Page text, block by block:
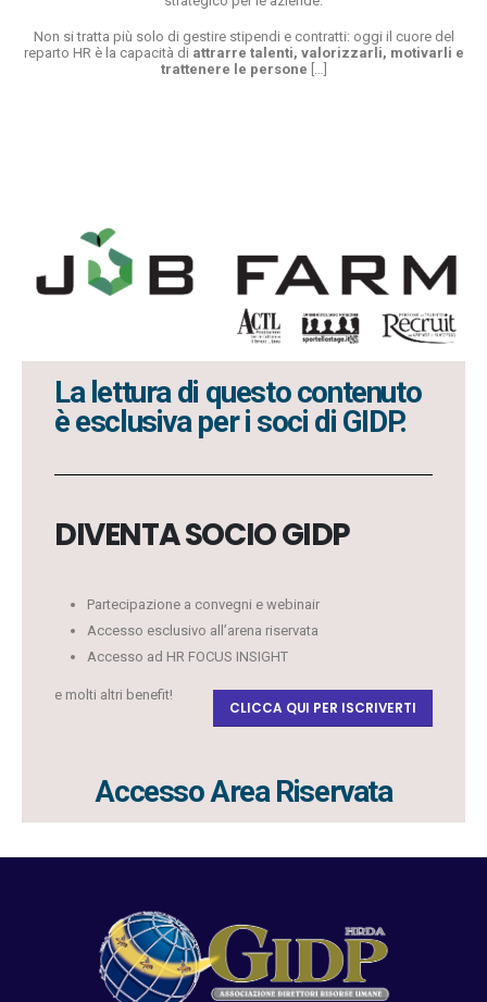
Non si tratta più solo di gestire stipendi e contratti: oggi il cuore del
reparto HR è la capacità di attrarre talenti, valorizzarli, motivarli e
trattenere le persone […]
La lettura di questo contenuto
è esclusiva per i soci di GIDP.
DIVENTA SOCIO GIDP
Partecipazione a convegni e webinair
Accesso esclusivo all’arena riservata
Accesso ad HR FOCUS INSIGHT
e molti altri benefit!
CLICCA QUI PER ISCRIVERTI
Accesso Area Riservata